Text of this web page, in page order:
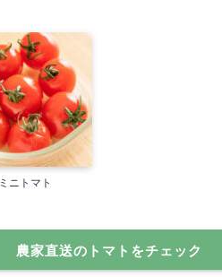
ミニトマト
農家直送のトマトをチェック